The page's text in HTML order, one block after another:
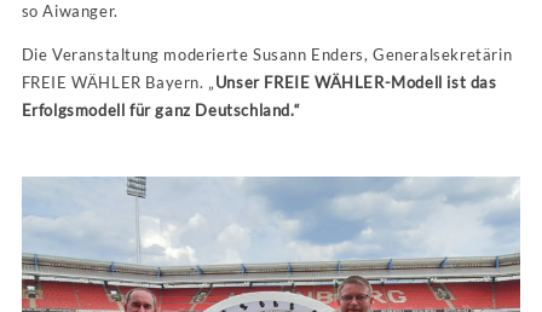
so Aiwanger.
Die Veranstaltung moderierte Susann Enders, Generalsekretärin
FREIE WÄHLER Bayern. „Unser FREIE WÄHLER-Modell ist das
Erfolgsmodell für ganz Deutschland.“